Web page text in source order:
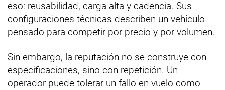
eso: reusabilidad, carga alta y cadencia. Sus
configuraciones técnicas describen un vehículo
pensado para competir por precio y por volumen.
Sin embargo, la reputación no se construye con
especificaciones, sino con repetición. Un
operador puede tolerar un fallo en vuelo como